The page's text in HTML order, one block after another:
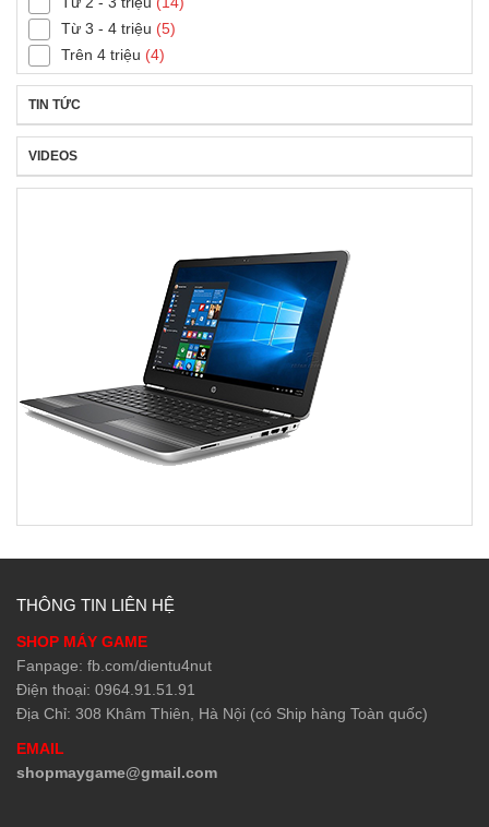
Từ 3 - 4 triệu (5)
Trên 4 triệu (4)
TIN TỨC
VIDEOS
THÔNG TIN LIÊN HỆ
SHOP MÁY GAME
Fanpage: fb.com/dientu4nut
Điện thoại: 0964.91.51.91
Địa Chỉ: 308 Khâm Thiên, Hà Nội (có Ship hàng Toàn quốc)
EMAIL
shopmaygame@gmail.com